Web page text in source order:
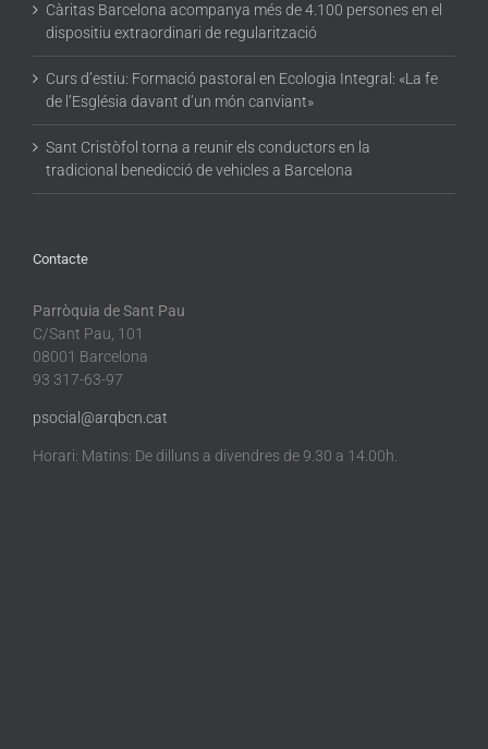
Càritas Barcelona acompanya més de 4.100 persones en el
dispositiu extraordinari de regularització
Curs d’estiu: Formació pastoral en Ecologia Integral: «La fe
de l’Església davant d’un món canviant»
Sant Cristòfol torna a reunir els conductors en la
tradicional benedicció de vehicles a Barcelona
Contacte
Parròquia de Sant Pau
C/Sant Pau, 101
08001 Barcelona
93 317-63-97
psocial@arqbcn.cat
Horari: Matins: De dilluns a divendres de 9.30 a 14.00h.